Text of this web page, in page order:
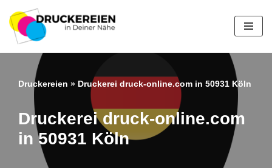
Zum
Inhalt
springen
Druckereien » Druckerei druck-online.com in 50931 Köln
Druckerei druck-online.com
in 50931 Köln